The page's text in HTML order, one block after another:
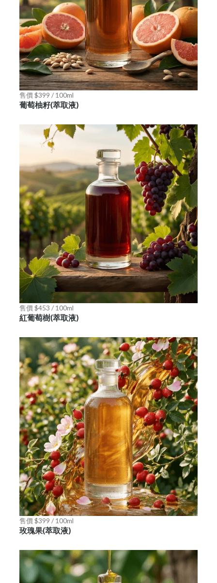
售價 $399 / 100ml
葡萄柚籽(萃取液)
售價 $453 / 100ml
紅葡萄樹(萃取液)
售價 $399 / 100ml
玫瑰果(萃取液)